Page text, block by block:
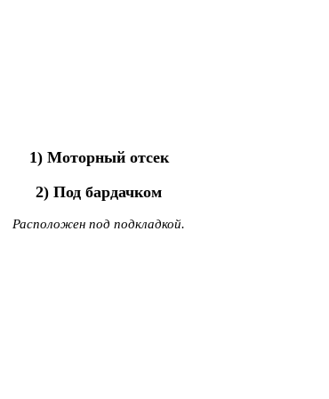
1) Моторный отсек
2) Под бардачком
Расположен под подкладкой.